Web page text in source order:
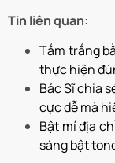
Tin liên quan:
Tắm trắng
thực hiện
Bác Sĩ chia
cực dễ mà
Bật mí địa
sáng bật